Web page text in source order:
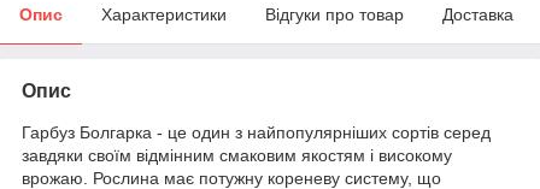
Опис Характеристики Відгуки про товар Доставка
Опис
Гарбуз Болгарка - це один з найпопулярніших сортів серед
завдяки своїм відмінним смаковим якостям і високому
врожаю. Рослина має потужну кореневу систему, що